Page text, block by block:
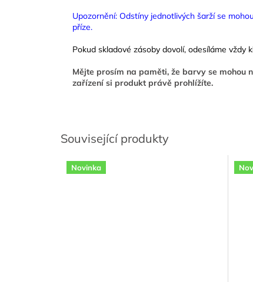
Související produkty
Novinka
Upozornění: Odstíny jednotlivých šarží se
příze.
Pokud skladové zásoby dovolí, odesíláme vždy
Mějte prosím na paměti, že barvy se mohou
zařízení si produkt právě prohlížíte.